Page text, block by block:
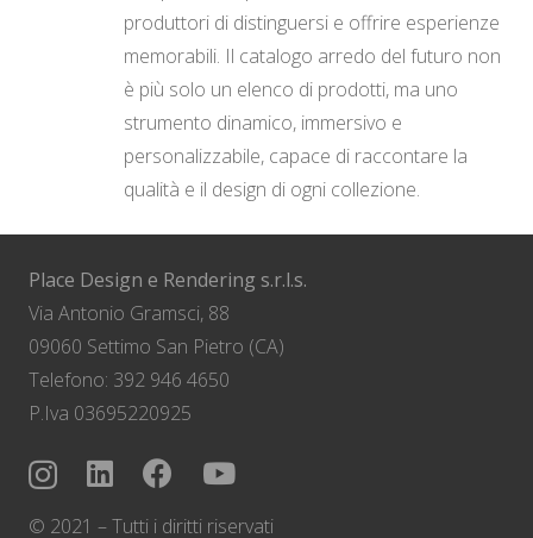
produttori di distinguersi e offrire esperienze
memorabili. Il catalogo arredo del futuro non
è più solo un elenco di prodotti, ma uno
strumento dinamico, immersivo e
personalizzabile, capace di raccontare la
qualità e il design di ogni collezione.
Place Design e Rendering s.r.l.s.
Via Antonio Gramsci, 88
09060 Settimo San Pietro (CA)
Telefono: 392 946 4650
P.Iva 03695220925
© 2021 – Tutti i diritti riservati